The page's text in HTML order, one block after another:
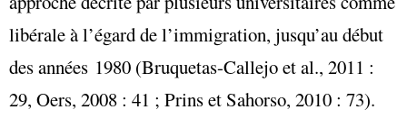
libérale à l’égard de l’immigration, jusqu’au début
des années 1980 (Bruquetas-Callejo et al., 2011 :
29, Oers, 2008 : 41 ; Prins et Sahorso, 2010 : 73).